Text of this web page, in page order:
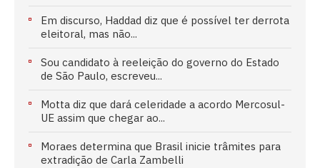
Em discurso, Haddad diz que é possível ter derrota
eleitoral, mas não...
Sou candidato à reeleição do governo do Estado
de São Paulo, escreveu...
Motta diz que dará celeridade a acordo Mercosul-
UE assim que chegar ao...
Moraes determina que Brasil inicie trâmites para
extradição de Carla Zambelli